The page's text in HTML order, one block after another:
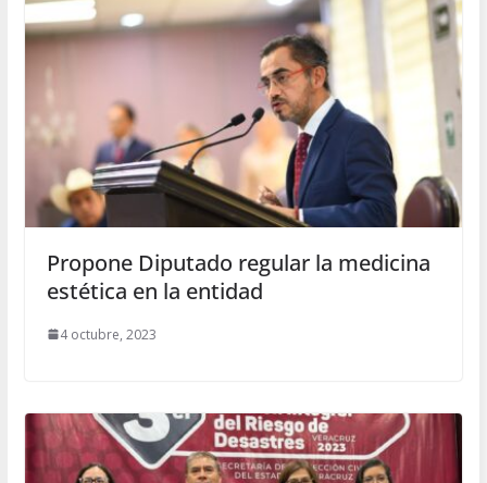
Propone Diputado regular la medicina
estética en la entidad
4 octubre, 2023